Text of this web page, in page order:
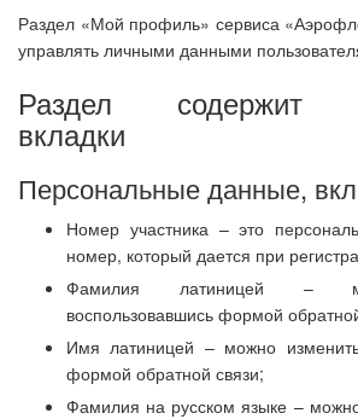
Раздел «Мой профиль» сервиса
управлять личными данными
Раздел содержит
вкладки
Персональные данные,
Номер участника – это
номер, который дается при
Фамилия латиницей –
воспользовавшись формой
Имя латиницей – можно
формой обратной связи;
Фамилия на русском языке –